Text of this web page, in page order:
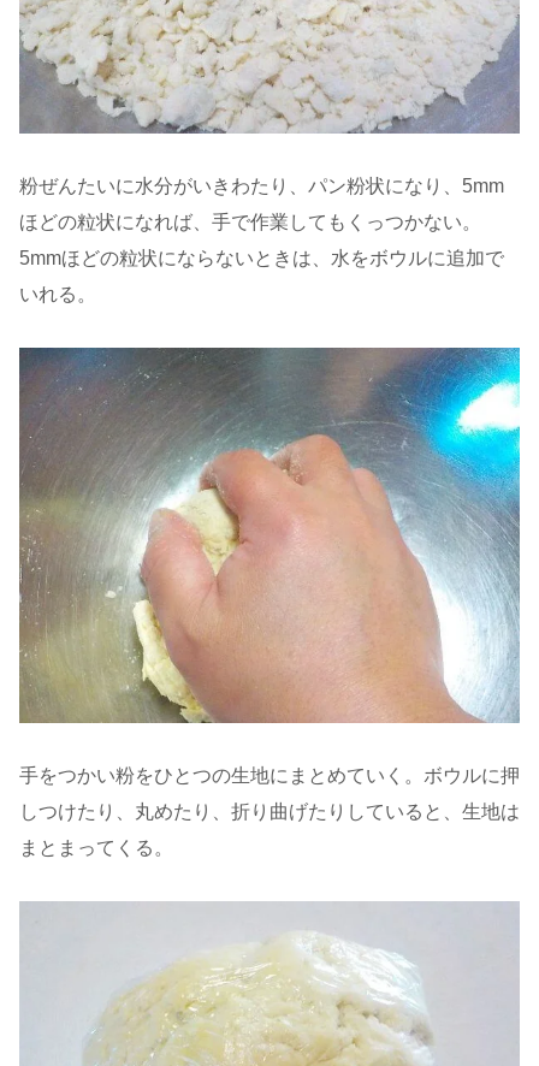
粉ぜんたいに水分がいきわたり、パン粉状になり、5mm
ほどの粒状になれば、手で作業してもくっつかない。
5mmほどの粒状にならないときは、水をボウルに追加で
いれる。
手をつかい粉をひとつの生地にまとめていく。ボウルに押
しつけたり、丸めたり、折り曲げたりしていると、生地は
まとまってくる。